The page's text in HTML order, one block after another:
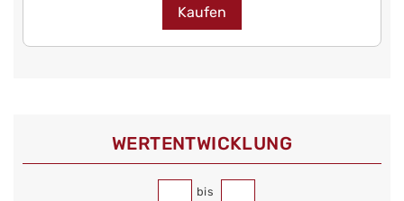
Kaufen
WERT­ENTWICKLUNG
bis